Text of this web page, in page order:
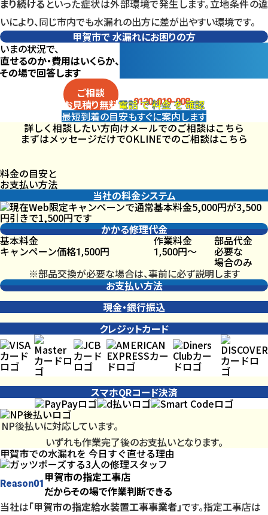
まり続ける といった症状は外部環境で発生します。立地条件の違
いにより、同じ市内でも水漏れの出方に差が出やすい環境です。
甲賀市で 水漏れにお困りの方
いまの状況で、
直せるのか・費用はいくらか、
その場で回答します
ご相談
お見積り無料電話で料金を確認
0120-019-008
最短到着の目安もすぐに案内します
詳しく相談したい方向けメールでのご相談はこちら
まずはメッセージだけでOKLINEでのご相談はこちら
料金の目安と
お支払い方法
当社の料金システム
かかる修理代金
基本料金 作業料金 部品代金
キャンペーン価格1,500円 1,500円〜 必要な
場合のみ
※部品交換が必要な場合は、事前に必ず説明します
お支払い方法
現金・銀行振込
クレジットカード
スマホQRコード決済
NP後払いに対応しています。
いずれも作業完了後のお支払いとなります。
甲賀市での水漏れを 今日すぐ直せる理由
Reason01 甲賀市の指定工事店
だからその場で作業判断できる
当社は「甲賀市の指定給水装置工事事業者」です。指定工事店は